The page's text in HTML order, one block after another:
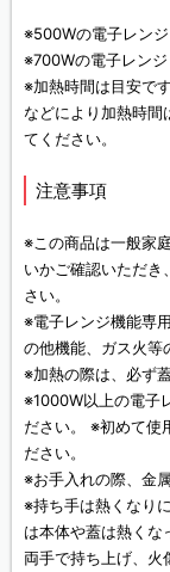
※500Wの電子レンジ
※700Wの電子レンジ
※加熱時間は目安で
などにより加熱時間
てください。
注意事項
※この商品は一般家
いかご確認いただき
さい。
※電子レンジ機能専
の他機能、ガス火等
※加熱の際は、必ず
※1000W以上の電子
ださい。 ※初めて使
ださい。
※お手入れの際、金
※持ち手は熱くなり
は本体や蓋は熱くな
両手で持ち上げ、火